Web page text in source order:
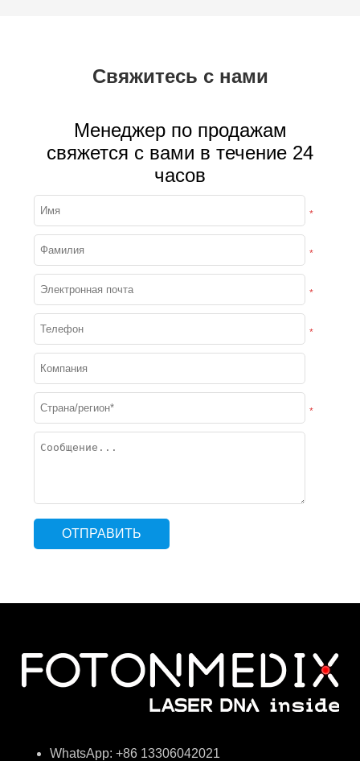
Свяжитесь с нами
Менеджер по продажам
свяжется с вами в течение 24
часов
*
*
*
*
*
WhatsApp: +86 13306042021